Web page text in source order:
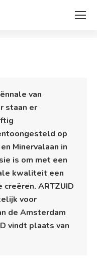
van
staan er
op
Minervalaan in
is om met een
kwaliteit een
ARTZUID
voor
de Amsterdam
vindt plaats van